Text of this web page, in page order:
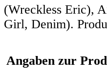
(Wreckless Eric),
Girl, Denim).
Angaben zur